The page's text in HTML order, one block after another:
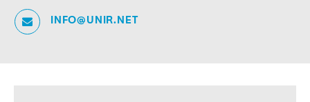
INFO@UNIR.NET